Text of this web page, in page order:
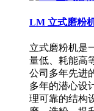
LM 立式磨粉
立式磨粉机是
量低、耗能高
公司多年先进
多年的潜心设
理可靠的结构